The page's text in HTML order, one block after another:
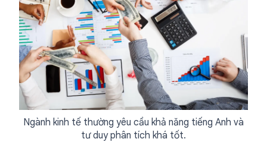
Ngành kinh tế thường yêu cầu khả năng tiếng Anh và
tư duy phân tích khá tốt.